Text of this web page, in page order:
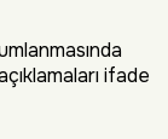
ifade